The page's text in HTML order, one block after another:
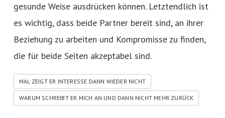
gesunde Weise ausdrücken können. Letztendlich ist
es wichtig, dass beide Partner bereit sind, an ihrer
Beziehung zu arbeiten und Kompromisse zu finden,
die für beide Seiten akzeptabel sind.
MAL ZEIGT ER INTERESSE DANN WIEDER NICHT
WARUM SCHREIBT ER MICH AN UND DANN NICHT MEHR ZURÜCK